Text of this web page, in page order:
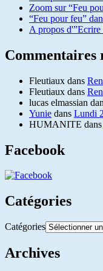
Zoom sur “Feu
“Feu pour feu”
A propos
Commentaires
Fleutiaux dans
Fleutiaux dans
lucas elmassian
Yunie dans Lundi
HUMANITE dans
Facebook
Catégories
Catégories
Archives